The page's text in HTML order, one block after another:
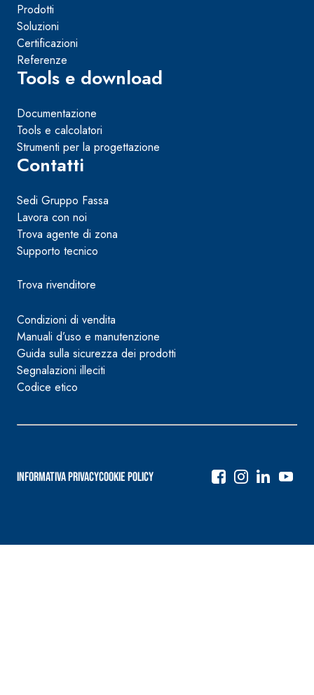
Prodotti
Soluzioni
Certificazioni
Referenze
Tools e download
Documentazione
Tools e calcolatori
Strumenti per la progettazione
Contatti
Sedi Gruppo Fassa
Lavora con noi
Trova agente di zona
Supporto tecnico
Trova rivenditore
Condizioni di vendita
Manuali d’uso e manutenzione
Guida sulla sicurezza dei prodotti
Segnalazioni illeciti
Codice etico
Informativa PrivacyCookie Policy